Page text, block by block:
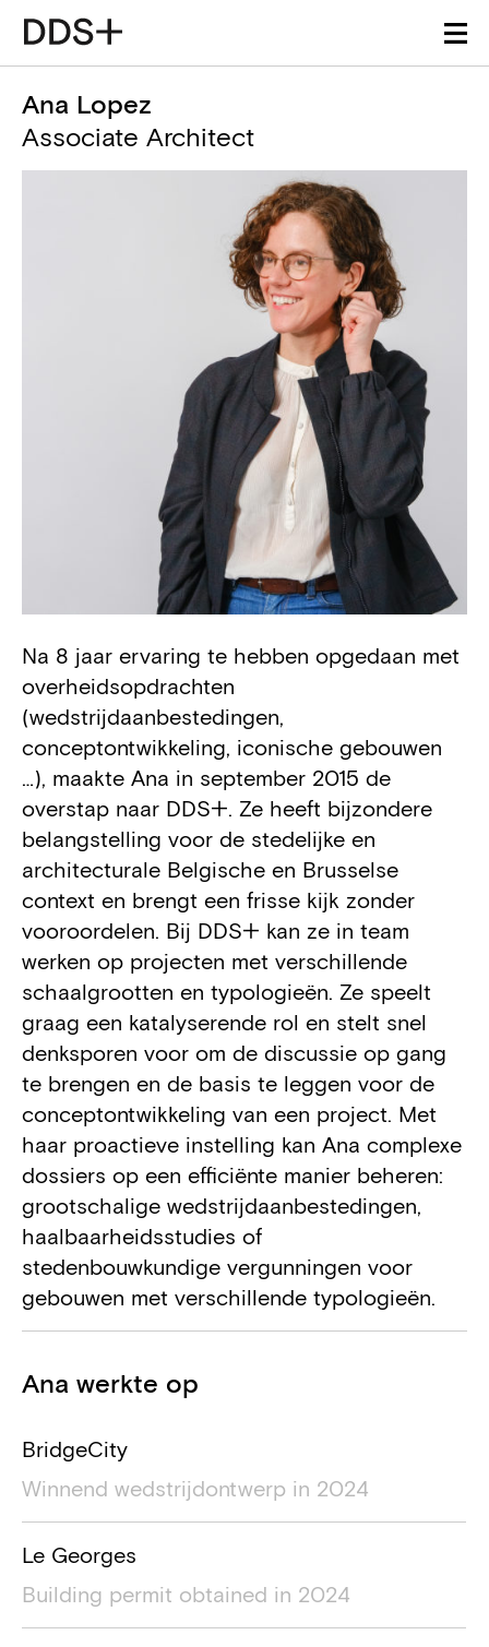
Ana Lopez
Associate Architect
Biography
Na 8 jaar ervaring te hebben opgedaan met
overheidsopdrachten
(wedstrijdaanbestedingen,
conceptontwikkeling, iconische gebouwen
…), maakte Ana in september 2015 de
overstap naar DDS+. Ze heeft bijzondere
belangstelling voor de stedelijke en
architecturale Belgische en Brusselse
context en brengt een frisse kijk zonder
vooroordelen. Bij DDS+ kan ze in team
werken op projecten met verschillende
schaalgrootten en typologieën. Ze speelt
graag een katalyserende rol en stelt snel
denksporen voor om de discussie op gang
te brengen en de basis te leggen voor de
conceptontwikkeling van een project. Met
haar proactieve instelling kan Ana complexe
dossiers op een efficiënte manier beheren:
grootschalige wedstrijdaanbestedingen,
haalbaarheidsstudies of
stedenbouwkundige vergunningen voor
gebouwen met verschillende typologieën.
Projecten
Ana werkte op
BridgeCity
Winnend wedstrijdontwerp in 2024
Le Georges
Building permit obtained in 2024